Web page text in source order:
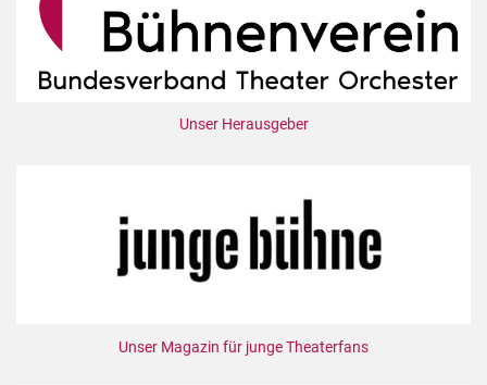
Unser Herausgeber
Unser Magazin für junge Theaterfans